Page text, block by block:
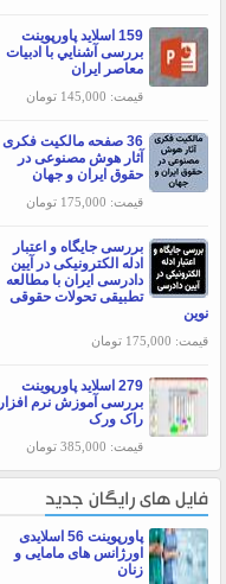
159 اسلاید پاورپوینت
بررسی آشنايي با ادبيات
معاصر ايران
قیمت: 145,000 تومان
36 صفحه مالکیت فکری
آثار هوش مصنوعی در
حقوق ایران و جهان
قیمت: 175,000 تومان
بررسی جایگاه و اعتبار
ادله الکترونیکی در آیین
دادرسی ایران با مطالعه
تطبیقی تحولات حقوقی
نوین
قیمت: 175,000 تومان
279 اسلاید پاورپوینت
بررسی آموزش نرم افزار
راک ورک
قیمت: 385,000 تومان
فایل های رایگان جدید
پاورپوینت 56 اسلایدی
اورژانس های مامایی و
زنان